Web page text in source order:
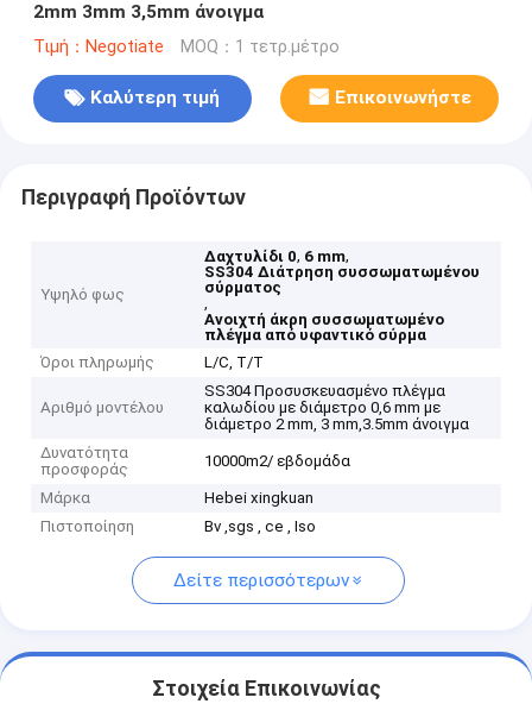
2mm 3mm 3,5mm άνοιγμα
Τιμή：Negotiate MOQ：1 τετρ.μέτρο
Καλύτερη τιμή Επικοινωνήστε
Περιγραφή Προϊόντων
Υψηλό φως
Δαχτυλίδι 0, 6 mm,
SS304 Διάτρηση συσσωματωμένου
σύρματος
,
Ανοιχτή άκρη συσσωματωμένο
πλέγμα από υφαντικό σύρμα
Όροι πληρωμής
L/C, T/T
Αριθμό μοντέλου
SS304 Προσυσκευασμένο πλέγμα
καλωδίου με διάμετρο 0,6 mm με
διάμετρο 2 mm, 3 mm,3.5mm άνοιγμα
Δυνατότητα
προσφοράς
10000m2/ εβδομάδα
Μάρκα
Hebei xingkuan
Πιστοποίηση
Bv ,sgs , ce , Iso
Δείτε περισσότερων
Στοιχεία Επικοινωνίας